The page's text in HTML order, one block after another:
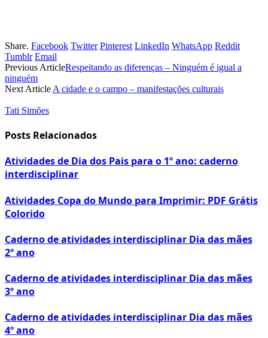
Share. Facebook Twitter Pinterest LinkedIn WhatsApp Reddit
Tumblr Email
Previous ArticleRespeitando as diferenças – Ninguém é igual a
ninguém
Next Article A cidade e o campo – manifestações culturais
Tati Simões
Posts Relacionados
Atividades de Dia dos Pais para o 1º ano: caderno
interdisciplinar
Atividades Copa do Mundo para Imprimir: PDF Grátis
Colorido
Caderno de atividades interdisciplinar Dia das mães
2º ano
Caderno de atividades interdisciplinar Dia das mães
3º ano
Caderno de atividades interdisciplinar Dia das mães
4º ano